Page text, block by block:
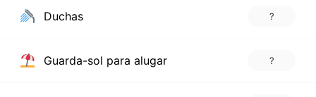
Duchas ?
Guarda-sol para alugar ?